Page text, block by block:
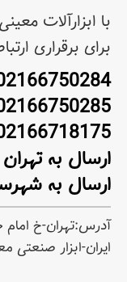
با ابزارآلات
برای برقراری
ارسال به تهران نهایت
ارسال به شهرستان
آدرس:تهران-خ امام
ایران-ابزار صنعتی